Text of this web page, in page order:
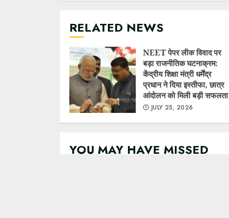
RELATED NEWS
NEET पेपर लीक विवाद पर
बड़ा राजनीतिक घटनाक्रम:
केंद्रीय शिक्षा मंत्री धर्मेंद्र
प्रधान ने दिया इस्तीफा, छात्र
आंदोलन को मिली बड़ी सफलता
JULY 25, 2026
YOU MAY HAVE MISSED